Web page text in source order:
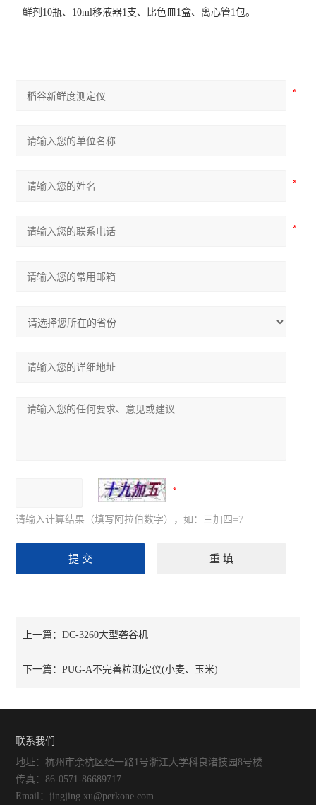
鲜剂10瓶、10ml移液器1支、比色皿1盒、离心管1包。
请输入计算结果（填写阿拉伯数字），如：三加四=7
上一篇：DC-3260大型砻谷机
下一篇：PUG-A不完善粒测定仪(小麦、玉米)
联系我们
地址：杭州市余杭区经一路1号浙江大学科良渚技园8号楼
传真：86-0571-86689717
Email：jingjing.xu@perkone.com